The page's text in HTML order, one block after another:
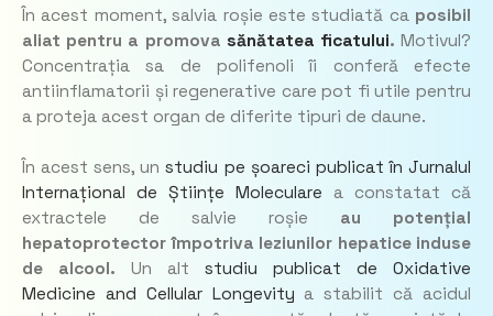
În acest moment, salvia roșie este studiată ca posibil
aliat pentru a promova sănătatea ficatului. Motivul?
Concentrația sa de polifenoli îi conferă efecte
antiinflamatorii și regenerative care pot fi utile pentru
a proteja acest organ de diferite tipuri de daune.
În acest sens, unstudiu pe șoareci publicat înJurnalul
Internațional de Științe Moleculare a constatat că
extractele de salvie roșie au potențial
hepatoprotector împotriva leziunilor hepatice induse
de alcool. Un alt studiu publicat de Oxidative
Medicine and Cellular Longevity a stabilit că acidul